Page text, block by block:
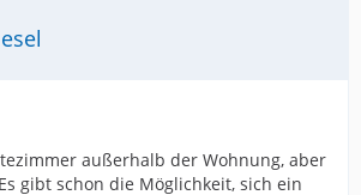
außerhalb der Wohnung, aber
gibt schon die Möglichkeit, sich ein